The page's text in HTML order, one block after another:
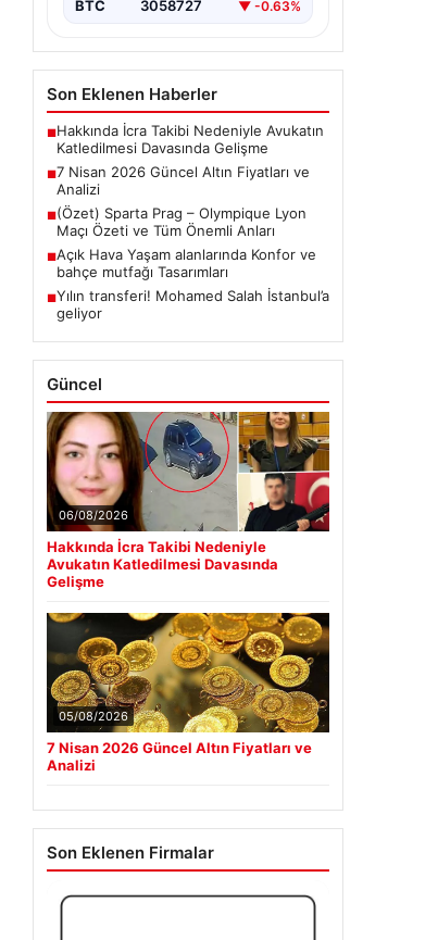
BTC 3058727 ▼ -0.63%
Son Eklenen Haberler
■Hakkında İcra Takibi Nedeniyle Avukatın
Katledilmesi Davasında Gelişme
■7 Nisan 2026 Güncel Altın Fiyatları ve
Analizi
■(Özet) Sparta Prag – Olympique Lyon
Maçı Özeti ve Tüm Önemli Anları
■Açık Hava Yaşam alanlarında Konfor ve
bahçe mutfağı Tasarımları
■Yılın transferi! Mohamed Salah İstanbul’a
geliyor
Güncel
06/08/2026
Hakkında İcra Takibi Nedeniyle
Avukatın Katledilmesi Davasında
Gelişme
05/08/2026
7 Nisan 2026 Güncel Altın Fiyatları ve
Analizi
Son Eklenen Firmalar